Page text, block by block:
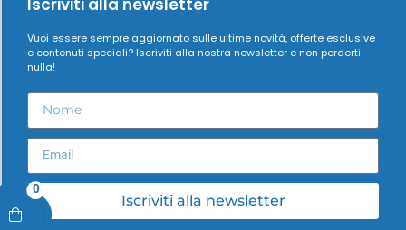
0
Iscriviti alla newsletter
Vuoi essere sempre aggiornato sulle ultime novità, offerte esclusive
e contenuti speciali? Iscriviti alla nostra newsletter e non perderti
nulla!
Iscriviti alla newsletter